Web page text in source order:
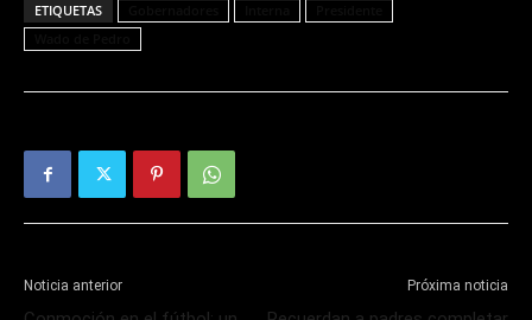
ETIQUETAS
Noticia anterior Próxima noticia